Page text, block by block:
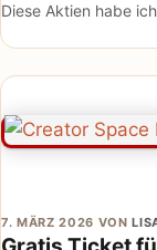
Diese Aktien habe
7. MÄRZ 2026 VON